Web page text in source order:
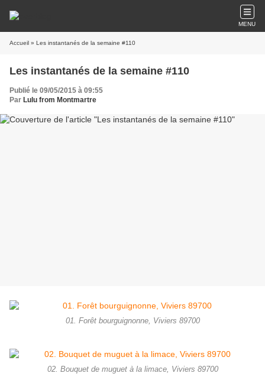
MENU
Accueil » Les instantanés de la semaine #110
Les instantanés de la semaine #110
Publié le 09/05/2015 à 09:55
Par Lulu from Montmartre
01. Forêt bourguignonne, Viviers 89700
02. Bouquet de muguet à la limace, Viviers 89700